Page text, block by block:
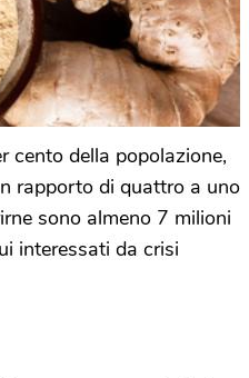
cento della popolazione,
rapporto di quattro a uno
sono almeno 7 milioni
interessati da crisi